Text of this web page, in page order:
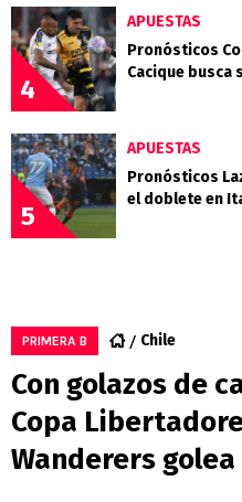
4
APUESTAS
Pronósticos
Cacique busca
5
APUESTAS
Pronósticos
el doblete en
PRIMERA B Chile
Con golazos de
Copa
Wanderers